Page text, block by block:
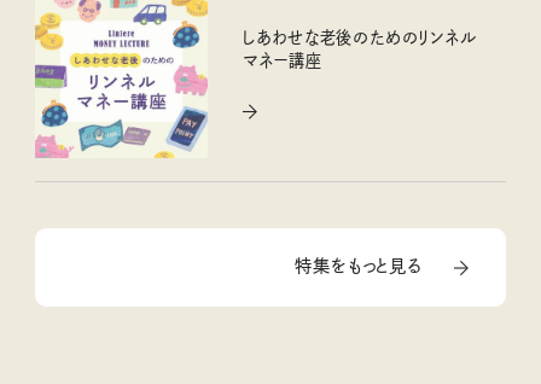
しあわせな老後のためのリンネル
マネー講座
特集をもっと見る